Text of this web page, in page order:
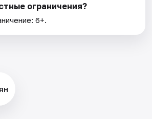
ограничения?
6+.